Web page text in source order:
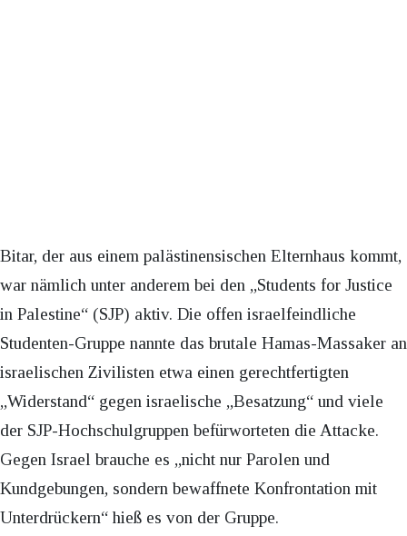
Bitar, der aus einem palästinensischen Elternhaus kommt,
war nämlich unter anderem bei den „Students for Justice
in Palestine“ (SJP) aktiv. Die offen israelfeindliche
Studenten-Gruppe nannte das brutale Hamas-Massaker an
israelischen Zivilisten etwa einen gerechtfertigten
„Widerstand“ gegen israelische „Besatzung“ und viele
der SJP-Hochschulgruppen befürworteten die Attacke.
Gegen Israel brauche es „nicht nur Parolen und
Kundgebungen, sondern bewaffnete Konfrontation mit
Unterdrückern“ hieß es von der Gruppe.